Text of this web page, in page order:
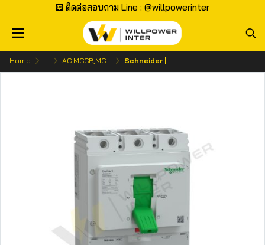
ติดต่อสอบถาม Line : @willpowerinter
Home ... AC MCCB,MCB | เบรกเกอร์ ไฟกระแสสลับ Schneider | GoPact MCCB 800 3P 50kA ETU โมลเคสเซอร์กิตเบรกเกอร์ 3 โพล (ทริปยูนิตอิเล็กทรอนิกส์)